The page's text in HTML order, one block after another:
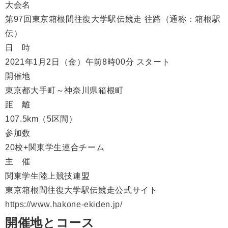
大会名
第97回東京箱根間往復大学駅伝競走 往路（通称：箱根駅
伝）
日 時
2021年1月2日（金）午前8時00分 スタート
開催地
東京都大手町～神奈川県箱根町
距 離
107.5km（5区間）
参加数
20校+関東学生連合チーム
主 催
関東学生陸上競技連盟
東京箱根間往復大学駅伝競走公式サイト
https://www.hakone-ekiden.jp/
開催地とコース